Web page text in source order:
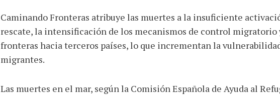
Caminando Fronteras atribuye las muertes a la insuficiente
rescate, la intensificación de los mecanismos de control
fronteras hacia terceros países, lo que incrementan la
migrantes.
Las muertes en el mar, según la Comisión Española de Ayuda al